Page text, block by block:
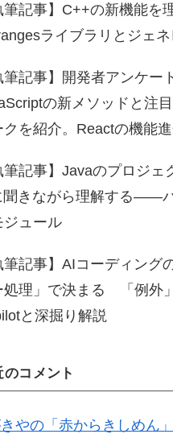
筆記事】C++の新機能を
ライブラリとジェネ
筆記事】開発者アンケー
の新メソッドと注
クを紹介。Reactの機能
筆記事】Javaのプロジェ
聞きながら理解する――
ジュール
筆記事】AIコーディング
処理」で決まる 「例外
と深掘り解説
のコメント
やの「赤からきしめん